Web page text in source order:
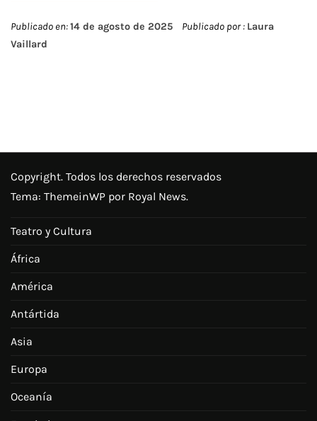
Publicado en:14 de agosto de 2025 Publicado por : Laura
Vaillard
Copyright. Todos los derechos reservados
Tema: ThemeinWP por Royal News.
Teatro y Cultura
África
América
Antártida
Asia
Europa
Oceanía